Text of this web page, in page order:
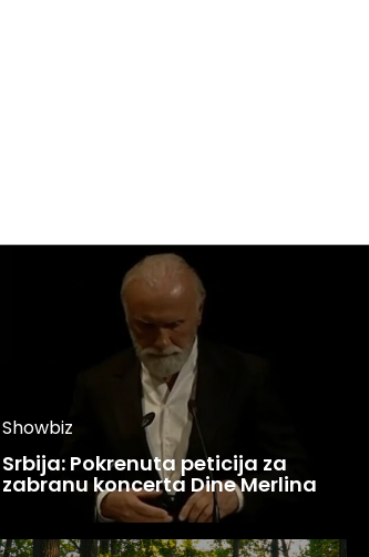
Showbiz
Srbija: Pokrenuta peticija za
zabranu koncerta Dine Merlina